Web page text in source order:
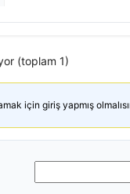
(toplam 1)
için giriş yapmış